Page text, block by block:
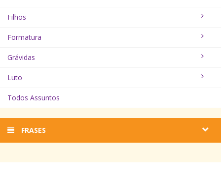
Filhos
Formatura
Grávidas
Luto
Todos Assuntos
FRASES